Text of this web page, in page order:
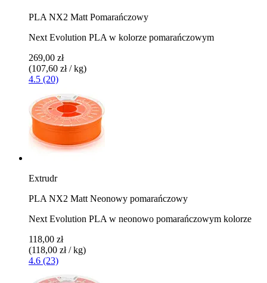
PLA NX2 Matt Pomarańczowy
Next Evolution PLA w kolorze pomarańczowym
269,00 zł
(107,60 zł / kg)
4.5 (20)
Extrudr
PLA NX2 Matt Neonowy pomarańczowy
Next Evolution PLA w neonowo pomarańczowym kolorze
118,00 zł
(118,00 zł / kg)
4.6 (23)